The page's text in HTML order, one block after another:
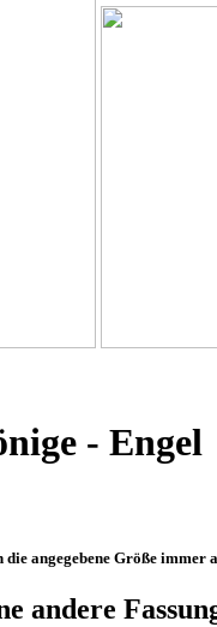
-
angegebene Größe immer
andere